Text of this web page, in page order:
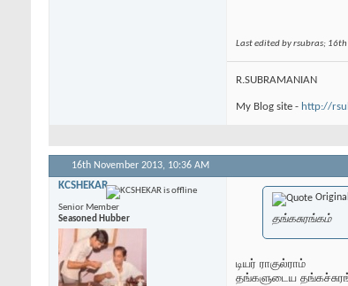
Last edited by rsubras;
R.SUBRAMANIAN
My Blog site - http://
16th November 2013, 10:36 AM
KCSHEKAR
Senior Member
Seasoned Hubber
தங்கசுரங்கம்
டியர் ராகுல்ராம்
தங்களுடைய